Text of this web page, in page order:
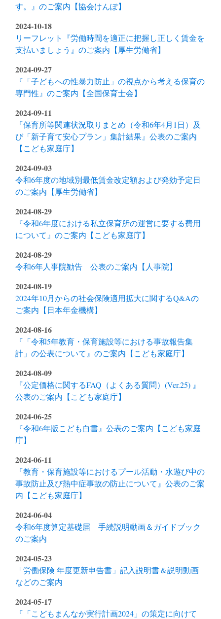
す。』のご案内【協会けんぽ】
2024-10-18
リーフレット『労働時間を適正に把握し正しく賃金を
支払いましょう』のご案内【厚生労働省】
2024-09-27
『「子どもへの性暴力防止」の視点から考える保育の
専門性』のご案内【全国保育士会】
2024-09-11
『保育所等関連状況取りまとめ（令和6年4月1日）及
び「新子育て安心プラン」集計結果』公表のご案内
【こども家庭庁】
2024-09-03
令和6年度の地域別最低賃金改定額および発効予定日
のご案内【厚生労働省】
2024-08-29
『令和6年度における私立保育所の運営に要する費用
について』のご案内【こども家庭庁】
2024-08-29
令和6年人事院勧告 公表のご案内【人事院】
2024-08-19
2024年10月からの社会保険適用拡大に関するQ&Aの
ご案内【日本年金機構】
2024-08-16
『「令和5年教育・保育施設等における事故報告集
計」の公表について』のご案内【こども家庭庁】
2024-08-09
『公定価格に関するFAQ（よくある質問）(Ver.25) 』
公表のご案内【こども家庭庁】
2024-06-25
『令和6年版こども白書』公表のご案内【こども家庭
庁】
2024-06-11
『教育・保育施設等におけるプール活動・水遊び中の
事故防止及び熱中症事故の防止について』公表のご案
内【こども家庭庁】
2024-06-04
令和6年度算定基礎届 手続説明動画＆ガイドブック
のご案内
2024-05-23
「労働保険 年度更新申告書」記入説明書＆説明動画
などのご案内
2024-05-17
『「こどもまんなか実行計画2024」の策定に向けて